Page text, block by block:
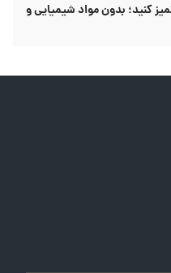
ترفند ۵ دقیقه‌ای تمیز کنید؛ بدون مواد شیمیایی و